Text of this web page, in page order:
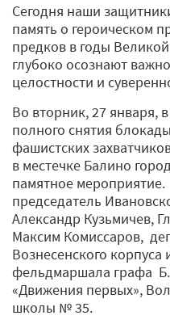
Сегодня наши
память о героическом
предков в годы
глубоко осознают
целостности и
Во вторник, 27 января,
полного снятия
фашистских
в местечке Балино
памятное мероприятие.
председатель
Александр Кузьмичев,
Максим Комиссаров,
Вознесенского корпуса
фельдмаршала графа
«Движения первых»,
школы № 35.